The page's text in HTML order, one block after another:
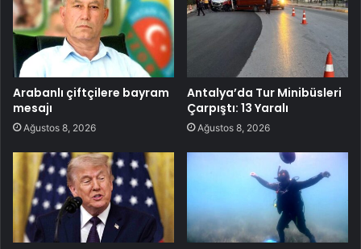
Arabanlı çiftçilere bayram
mesajı
Ağustos 8, 2026
Antalya’da Tur Minibüsleri
Çarpıştı: 13 Yaralı
Ağustos 8, 2026